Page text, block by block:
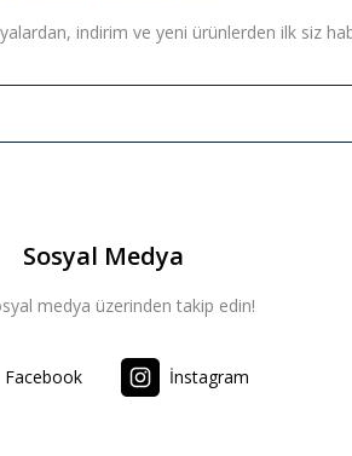
indirim ve yeni ürünlerden ilk siz
Sosyal Medya
medya üzerinden takip edin!
Facebook İnstagram